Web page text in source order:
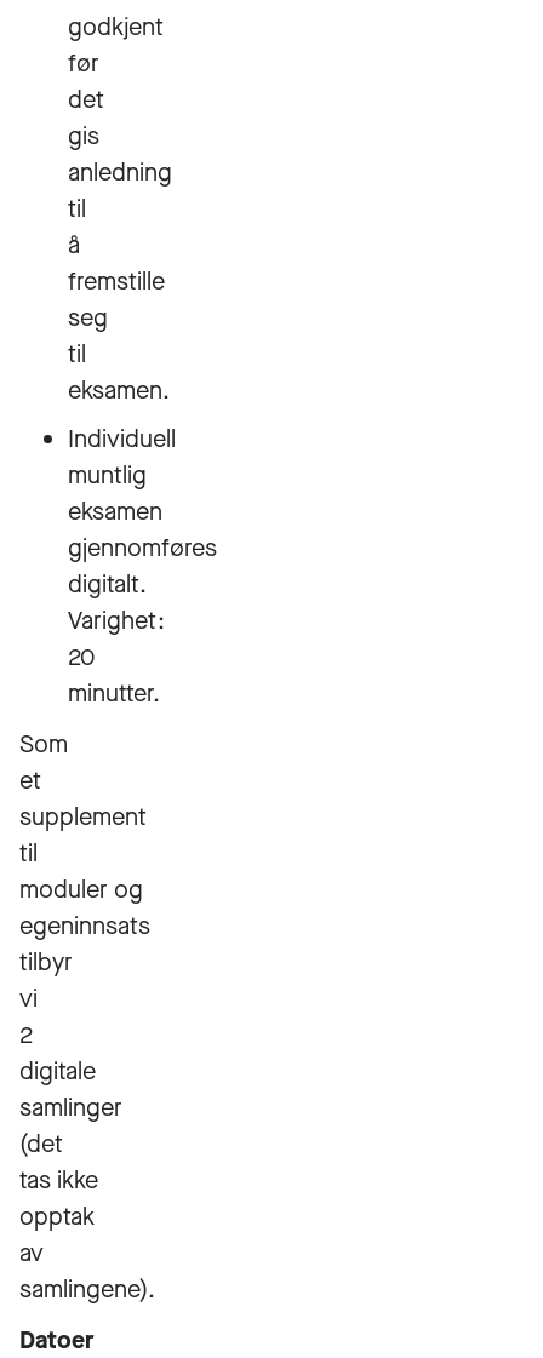
godkjent
før
det
gis
anledning
til
å
fremstille
seg
til
eksamen.
Individuell
muntlig
eksamen
gjennomføres
digitalt.
Varighet:
20
minutter.
Som
et
supplement
til
moduler og
egeninnsats
tilbyr
vi
2
digitale
samlinger
(det
tas ikke
opptak
av
samlingene).
Datoer